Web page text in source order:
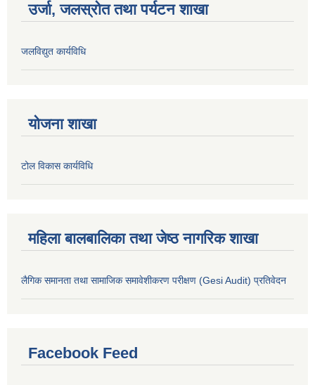
उर्जा, जलस्रोत तथा पर्यटन शाखा
जलविद्युत कार्यविधि
योजना शाखा
टोल विकास कार्यविधि
महिला बालबालिका तथा जेष्ठ नागरिक शाखा
लैगिक समानता तथा सामाजिक समावेशीकरण परीक्षण (Gesi Audit) प्रतिवेदन
Facebook Feed